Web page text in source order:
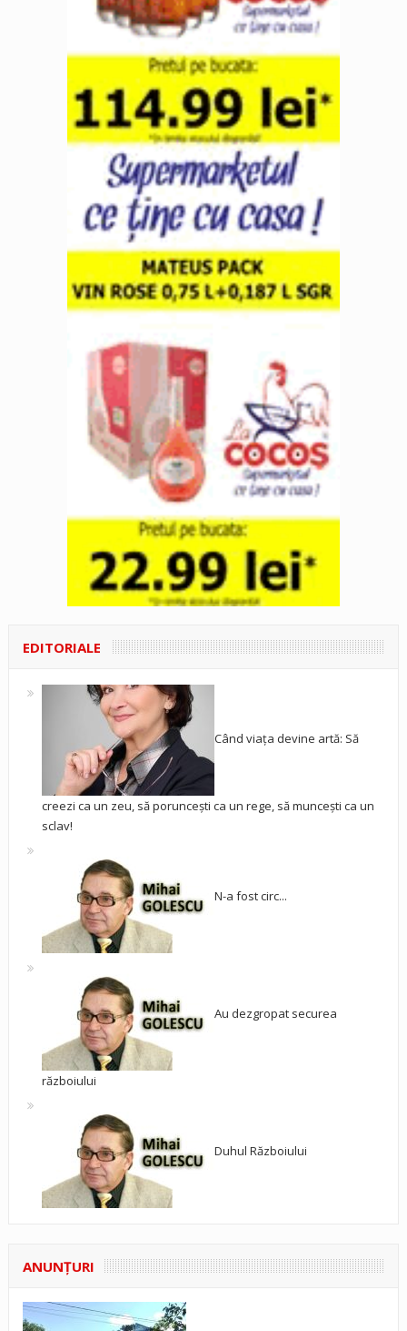
EDITORIALE
Când viața devine artă: Să
creezi ca un zeu, să poruncești ca un rege, să muncești ca un
sclav!
N-a fost circ...
Au dezgropat securea
războiului
Duhul Războiului
ANUNŢURI